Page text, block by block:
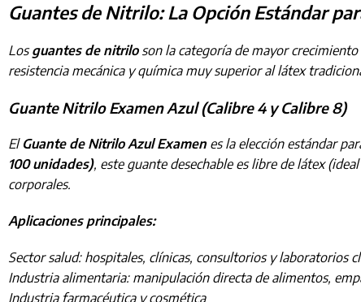
Guantes de Nitrilo: La Opción Estándar
Losguantes de nitriloson la categoría de mayor
resistencia mecánica y química muy superior al látex
Guante Nitrilo Examen Azul (Calibre 4 y Calibre 8)
El Guante de Nitrilo Azul Examenes la elección estándar
100 unidades), este guante desechable es libre de látex
corporales.
Aplicaciones principales:
Sector salud: hospitales, clínicas, consultorios y laboratorios
Industria alimentaria: manipulación directa de alimentos,
Industria farmacéutica y cosmética